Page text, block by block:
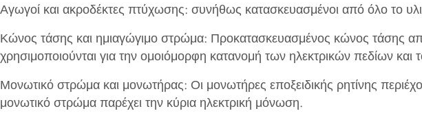
Αγωγοί και ακροδέκτες πτύχωσης: συνήθως κατασκευασμένοι από όλο το
Κώνος τάσης και ημιαγώγιμο στρώμα: Προκατασκευασμένος κώνος τάσης
χρησιμοποιούνται για την ομοιόμορφη κατανομή των ηλεκτρικών πεδίων και
Μονωτικό στρώμα και μονωτήρας: Οι μονωτήρες εποξειδικής ρητίνης
μονωτικό στρώμα παρέχει την κύρια ηλεκτρική μόνωση. ‌